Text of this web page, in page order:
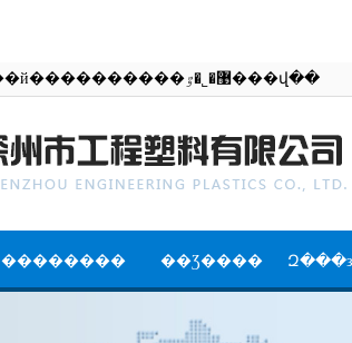
��ӭ���������й����������޹�˾�ٷ���վ��
�������� ��Ʒ����